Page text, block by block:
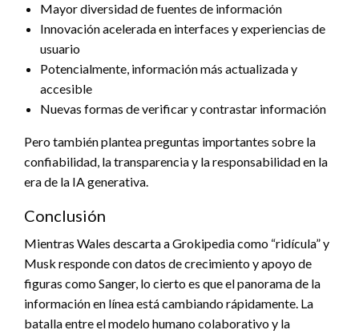
Mayor diversidad de fuentes de información
Innovación acelerada en interfaces y experiencias de
usuario
Potencialmente, información más actualizada y
accesible
Nuevas formas de verificar y contrastar información
Pero también plantea preguntas importantes sobre la
confiabilidad, la transparencia y la responsabilidad en la
era de la IA generativa.
Conclusión
Mientras Wales descarta a Grokipedia como “ridícula” y
Musk responde con datos de crecimiento y apoyo de
figuras como Sanger, lo cierto es que el panorama de la
información en línea está cambiando rápidamente. La
batalla entre el modelo humano colaborativo y la